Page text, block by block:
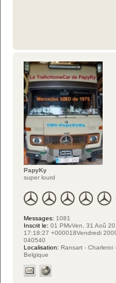
PapyKy
super lourd
Messages: 1081
Inscrit le: 01 PMvVen, 31 Aoû
17:18:27 +000018Vendredi
040540
Localisation: Ransart - Charleroi -
Belgique